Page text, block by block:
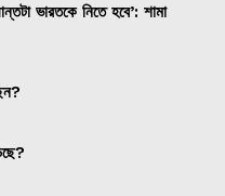
ভারতকে নিতে হবে’: শামা